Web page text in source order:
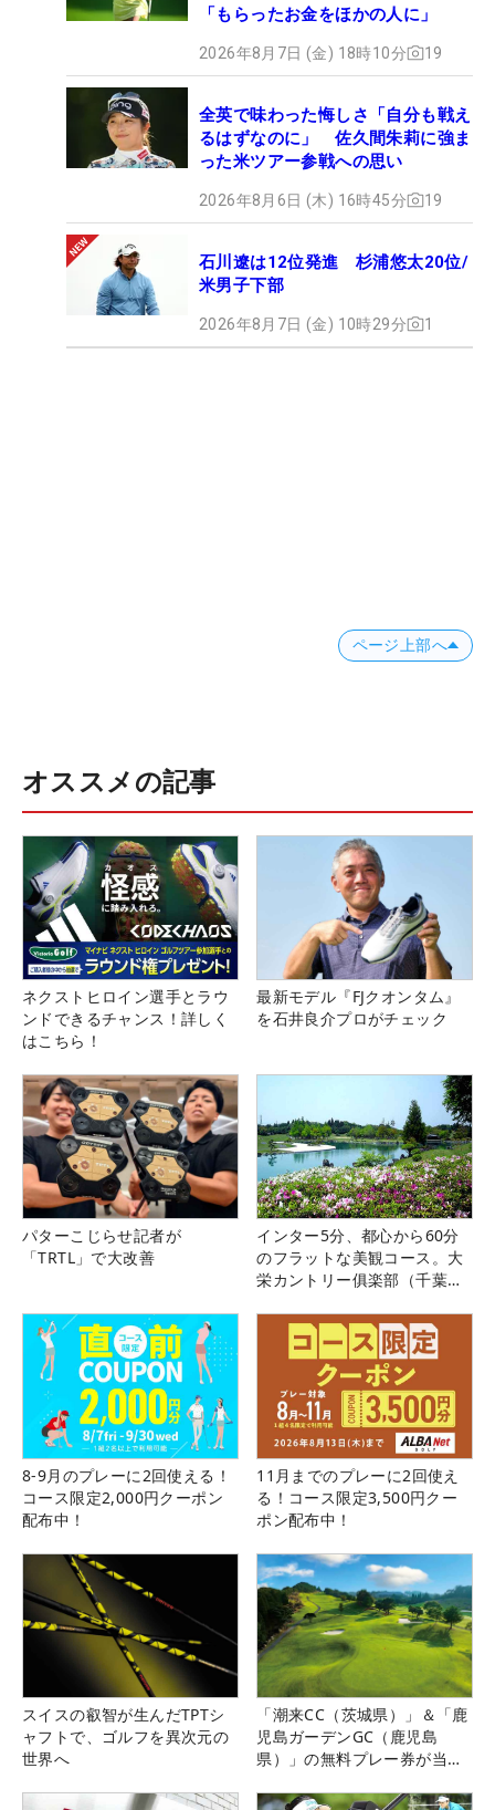
「もらったお金をほかの人に」
2026年8月7日 (金) 18時10分 19
全英で味わった悔しさ「自分も戦え
るはずなのに」 佐久間朱莉に強ま
った米ツアー参戦への思い
2026年8月6日 (木) 16時45分 19
石川遼は12位発進 杉浦悠太20位/
米男子下部
2026年8月7日 (金) 10時29分 1
ページ上部へ
オススメの記事
ネクストヒロイン選手とラウ
ンドできるチャンス！詳しく
はこちら！
最新モデル『FJクオンタム』
を石井良介プロがチェック
パターこじらせ記者が
「TRTL」で大改善
インター5分、都心から60分
のフラットな美観コース。大
栄カントリー俱楽部（千葉
8-9月のプレーに2回使える！
コース限定2,000円クーポン
配布中！
11月までのプレーに2回使え
る！コース限定3,500円クー
ポン配布中！
スイスの叡智が生んだTPTシ
ャフトで、ゴルフを異次元の
世界へ
「潮来CC（茨城県）」＆「鹿
児島ガーデンGC（鹿児島
県）」の無料プレー券が当た